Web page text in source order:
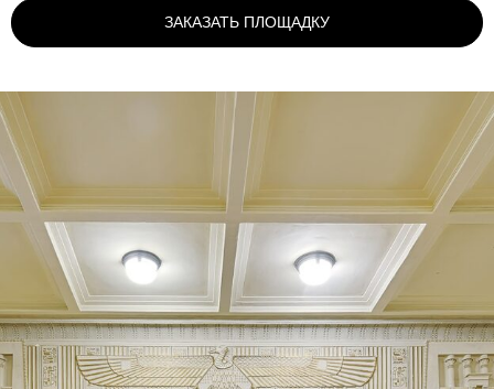
ЗАКАЗАТЬ ПЛОЩАДКУ